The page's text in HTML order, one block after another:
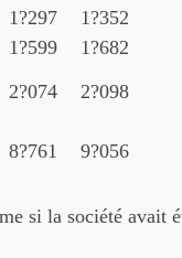
1?297
1?352
1?599
1?682
2?074 2?098
8?761 9?056
si la société avait